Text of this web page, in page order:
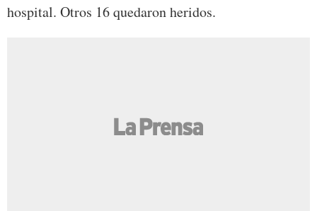
hospital. Otros 16 quedaron heridos.